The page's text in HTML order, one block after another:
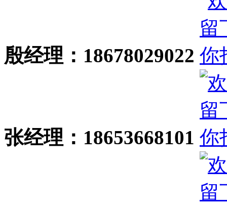
殷经理：18678029022
张经理：18653668101